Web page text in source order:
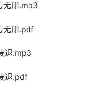
无用.mp3
无用.pdf
退.mp3
退.pdf